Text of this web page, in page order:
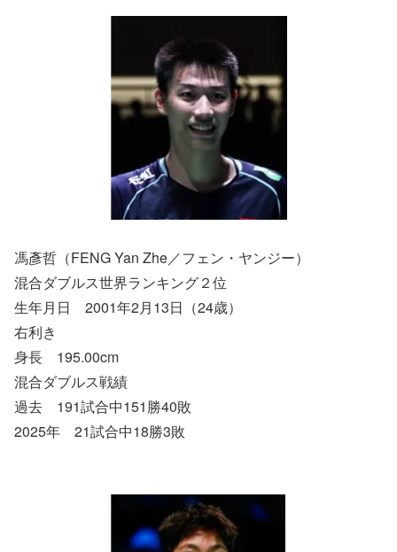
馮彥哲（FENG Yan Zhe／フェン・ヤンジー）
混合ダブルス世界ランキング２位
生年月日 2001年2月13日（24歳）
右利き
身長 195.00cm
混合ダブルス戦績
過去 191試合中151勝40敗
2025年 21試合中18勝3敗